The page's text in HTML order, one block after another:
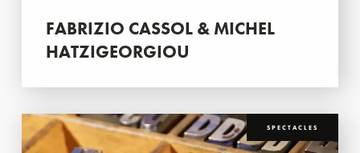
FABRIZIO CASSOL & MICHEL
HATZIGEORGIOU
SPECTACLES